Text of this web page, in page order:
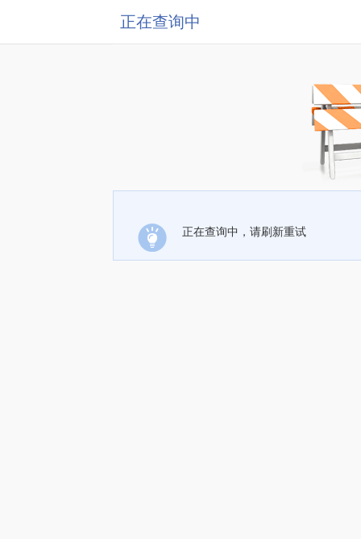
正在查询中
正在查询中，请刷新重试